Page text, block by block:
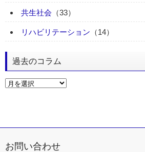
共生社会 （33）
リハビリテーション （14）
過去のコラム
お問い合わせ